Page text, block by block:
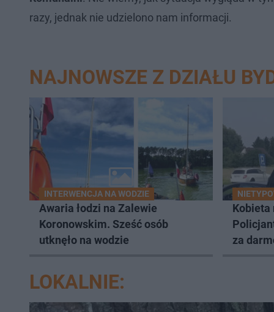
razy, jednak nie udzielono nam informacji.
NAJNOWSZE Z DZIAŁU
INTERWENCJA NA WODZIE
Awaria łodzi na Zalewie
Koronowskim. Sześć osób
utknęło na wodzie
Kobieta
za
LOKALNIE: